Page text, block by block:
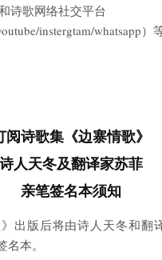
诗歌网络社交平台
instergtam/whatsapp）
阅诗歌集《边寨情歌》
诗人天冬及翻译家苏菲
亲笔签名本须知
出版后将由诗人天冬和翻
本。